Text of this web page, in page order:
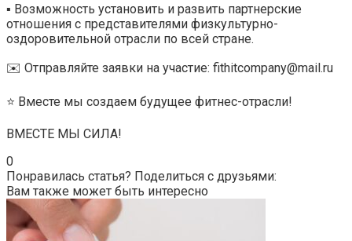
▪️ Возможность установить и развить партнерские
отношения с представителями физкультурно-
оздоровительной отрасли по всей стране.
✉️ Отправляйте заявки на участие: fithitcompany@mail.ru
⭐️ Вместе мы создаем будущее фитнес-отрасли!
ВМЕСТЕ МЫ СИЛА!
0
Понравилась статья? Поделиться с друзьями:
Вам также может быть интересно